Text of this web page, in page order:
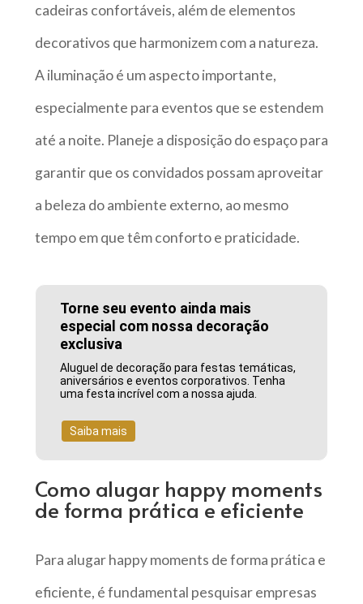
cadeiras confortáveis, além de elementos
decorativos que harmonizem com a natureza.
A iluminação é um aspecto importante,
especialmente para eventos que se estendem
até a noite. Planeje a disposição do espaço para
garantir que os convidados possam aproveitar
a beleza do ambiente externo, ao mesmo
tempo em que têm conforto e praticidade.
Torne seu evento ainda mais
especial com nossa decoração
exclusiva
Aluguel de decoração para festas temáticas,
aniversários e eventos corporativos. Tenha
uma festa incrível com a nossa ajuda.
Saiba mais
Como alugar happy moments
de forma prática e eficiente
Para alugar happy moments de forma prática e
eficiente, é fundamental pesquisar empresas